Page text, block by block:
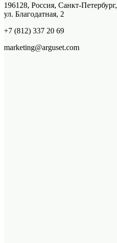
196128, Россия, Санкт-Петербург,
ул. Благодатная, 2
+7 (812) 337 20 69
marketing@arguset.com